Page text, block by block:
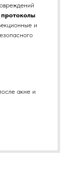
и
акне и